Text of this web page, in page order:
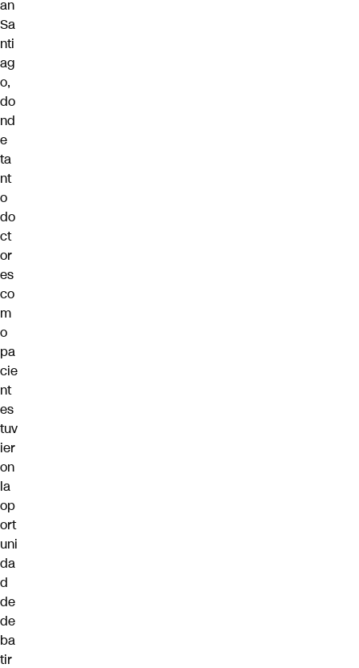
an
Sa
nti
ag
o,
do
nd
e
ta
nt
o
do
ct
or
es
co
m
o
pa
cie
nt
es
tuv
ier
on
la
op
ort
uni
da
d
de
de
ba
tir